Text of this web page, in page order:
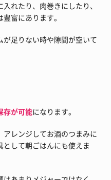
れたり、肉巻きにしたり、
富にあります。
足りない時や隙間が空いて
存が可能になります。
レンジしてお酒のつまみに
して朝ごはんにも使えま